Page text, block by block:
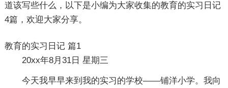
道该写些什么，以下是小编为大家收集的教育的实习日记
4篇，欢迎大家分享。
教育的实习日记 篇1
20xx年8月31日 星期三
今天我早早来到我的实习的学校——铺洋小学。我向